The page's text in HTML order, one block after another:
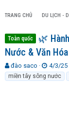
TRANG CHỦ DU LỊCH -
Toàn quốc
🌿
Nước & Văn
T
h
r
đào saco
N
g
à
4/3/25
miền tây sông nước